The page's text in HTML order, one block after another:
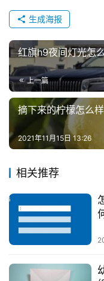
生成海报
红旗h9夜间灯光怎
上一篇
摘下来的柠檬怎么
2021年11月15日 13:26
相关推荐